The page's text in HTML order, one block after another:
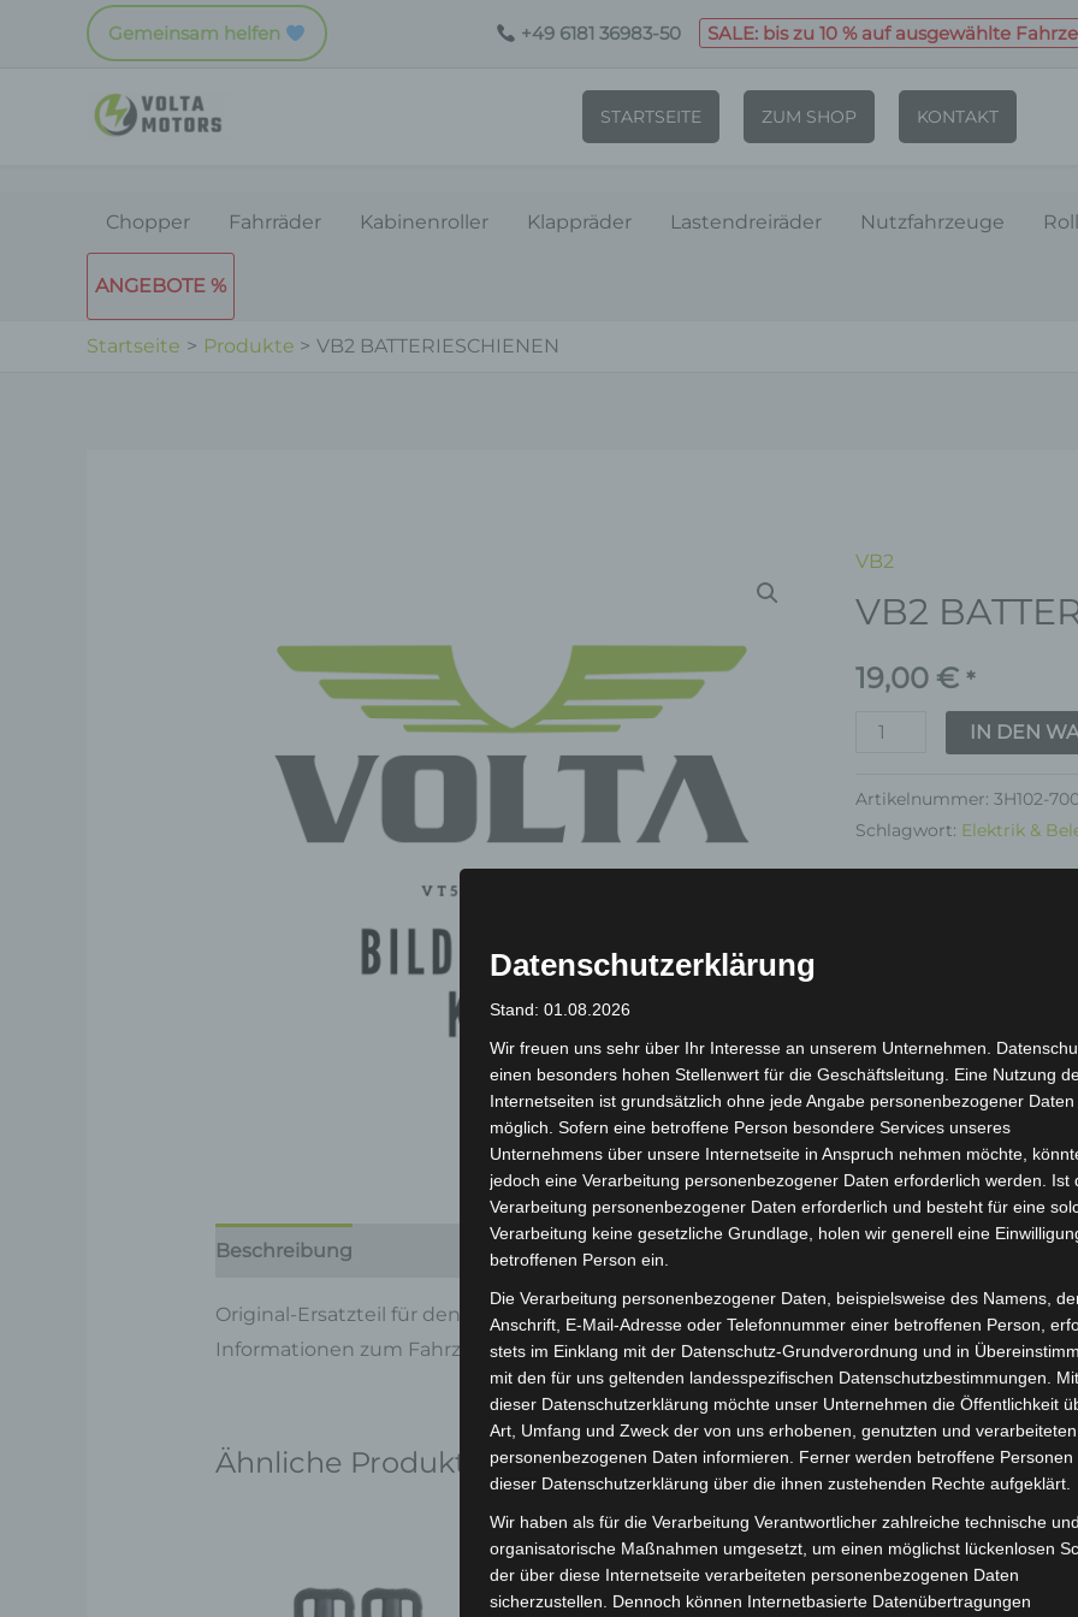
Gemeinsam helfen +49 6181 36983-50 SALE: bis zu 10 % auf ausgewählte
STARTSEITE ZUM SHOP KONTAKT
Chopper Fahrräder Kabinenroller Klappräder Lastendreiräder Nutzfahrzeuge
ANGEBOTE %
Startseite Produkte VB2 BATTERIESCHIENEN
VB2
VB2
19,00 € *
VB2
BATTERIESCHIENEN
IN DEN
Artikelnummer:3H102-
Schlagwort: Elektrik &
inkl. 19 % MwSt.
Lieferzeit:Versandfertig
Beschreibung Produktsicherheit Rezensionen (0)
Original-Ersatzteil für den Pedelec VB2. Batterieschienen für optimale Funktionalität
Informationen zum Fahrzeug findest du hier:Volta Motor Pedelec VB2.
Ähnliche Produkte
Datenschutzerklärung
Stand: 01.08.2026
Wir freuen uns sehr über Ihr Interesse an unserem Unternehmen.
einen besonders hohen Stellenwert für die Geschäftsleitung. Eine Nutzung
Internetseiten ist grundsätzlich ohne jede Angabe personenbezogener Daten
möglich. Sofern eine betroffene Person besondere Services unseres
Unternehmens über unsere Internetseite in Anspruch nehmen möchte,
jedoch eine Verarbeitung personenbezogener Daten erforderlich werden. Ist
Verarbeitung personenbezogener Daten erforderlich und besteht für eine
Verarbeitung keine gesetzliche Grundlage, holen wir generell eine
betroffenen Person ein.
Die Verarbeitung personenbezogener Daten, beispielsweise des Namens,
Anschrift, E-Mail-Adresse oder Telefonnummer einer betroffenen Person,
stets im Einklang mit der Datenschutz-Grundverordnung und in
mit den für uns geltenden landesspezifischen Datenschutzbestimmungen.
dieser Datenschutzerklärung möchte unser Unternehmen die Öffentlichkeit
Art, Umfang und Zweck der von uns erhobenen, genutzten und verarbeiteten
personenbezogenen Daten informieren. Ferner werden betroffene Personen
dieser Datenschutzerklärung über die ihnen zustehenden Rechte aufgeklärt.
Wir haben als für die Verarbeitung Verantwortlicher zahlreiche technische und
organisatorische Maßnahmen umgesetzt, um einen möglichst lückenlosen
der über diese Internetseite verarbeiteten personenbezogenen Daten
sicherzustellen. Dennoch können Internetbasierte Datenübertragungen